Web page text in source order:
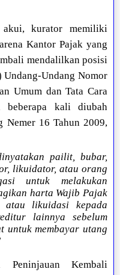
akui, kurator memiliki
Kantor Pajak yang
mendalilkan posisi
Undang-Undang Nomor
Umum dan Tata Cara
beberapa kali diubah
Nemer 16 Tahun 2009,
pailit, bubar,
likuidator, atau orang
untuk melakukan
harta Wajib Pajak
atau likuidasi kepada
lainnya sebelum
untuk membayar utang
Peninjauan Kembali